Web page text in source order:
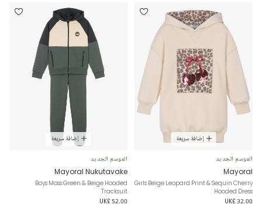
إضافة سريعة
الموسم الجديد
Mayoral
Girls Beige Leopard Print & Sequin Cherry
Hooded Dress
UK£ 32.00
إضافة سريعة
الموسم الجديد
Mayoral Nukutavake
Boys Moss Green & Beige Hooded
Tracksuit
UK£ 52.00